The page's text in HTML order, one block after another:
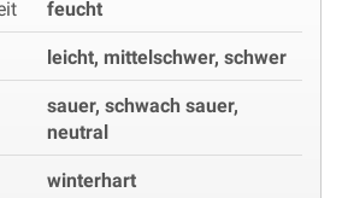
feucht
leicht, mittelschwer, schwer
sauer, schwach sauer,
neutral
winterhart